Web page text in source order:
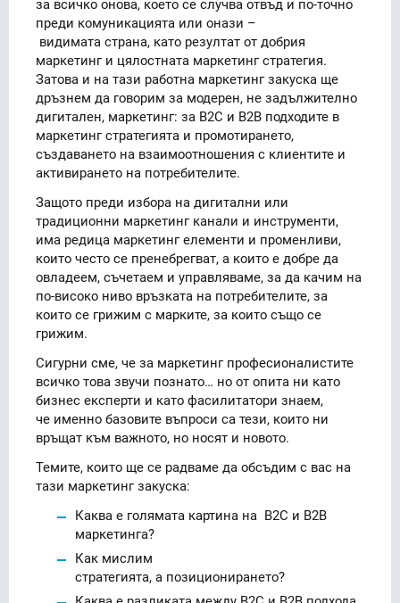
за всичко онова, което се случва отвъд и по-точно
преди комуникацията или онази –
видимата страна, като резултат от добрия
маркетинг и цялостната маркетинг стратегия.
Затова и на тази работна маркетинг закуска ще
дръзнем да говорим за модерен, не задължително
дигитален, маркетинг: за B2C и B2B подходите в
маркетинг стратегията и промотирането,
създаването на взаимоотношения с клиентите и
активирането на потребителите.
Защото преди избора на дигитални или
традиционни маркетинг канали и инструменти,
има редица маркетинг елементи и променливи,
които често се пренебрегват, а които е добре да
овладеем, съчетаем и управляваме, за да качим на
по-високо ниво връзката на потребителите, за
които се грижим с марките, за които също се
грижим.
Сигурни сме, че за маркетинг професионалистите
всичко това звучи познато… но от опита ни като
бизнес експерти и като фасилитатори знаем,
че именно базовите въпроси са тези, които ни
връщат към важното, но носят и новото.
Темите, които ще се радваме да обсъдим с вас на
тази маркетинг закуска:
Каква е голямата картина на B2C и B2B
маркетинга?
Как мислим
стратегията, а позиционирането?